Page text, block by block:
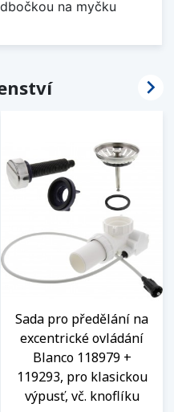
na myčku
Sada pro předělání na
excentrické ovládání
Blanco 118979 +
119293, pro klasickou
výpusť, vč. knoflíku
